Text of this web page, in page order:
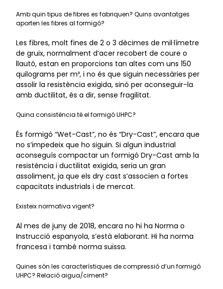
Amb quin tipus de fibres es fabriquen? Quins avantatges
aporten les fibres al formigó?
Les fibres, molt fines de 2 o 3 dècimes de mil·límetre
de gruix, normalment d’acer recobert de coure o
llautó, estan en proporcions tan altes com uns 150
quilograms per m³, i no és que siguin necessàries per
assolir la resistència exigida, sinó per aconseguir-la
amb ductilitat, és a dir, sense fragilitat.
Quina consistència té el formigó UHPC?
És formigó “Wet-Cast”, no és “Dry-Cast”, encara que
no s’impedeix que ho siguin. Si algun industrial
aconseguís compactar un formigó Dry-Cast amb la
resistència i ductilitat exigida, seria un gran
assoliment, ja que els dry cast s’associen a fortes
capacitats industrials i de mercat.
Existeix normativa vigent?
Al mes de juny de 2018, encara no hi ha Norma o
Instrucció espanyola, s’està elaborant. Hi ha norma
francesa i també norma suïssa.
Quines són les característiques de compressió d’un formigó
UHPC? Relació aigua/ciment?